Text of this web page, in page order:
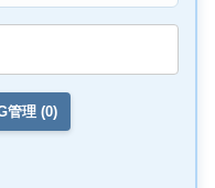
管理 (0)